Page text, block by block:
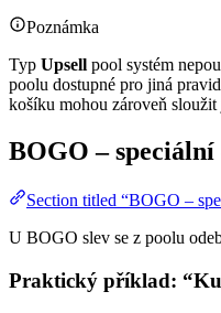
Poznámka
Typ Upsell pool systém
poolu dostupné pro jiná
košíku mohou zároveň
BOGO – speciální
Section titled “BOGO –
U BOGO slev se z poolu
Praktický příklad: